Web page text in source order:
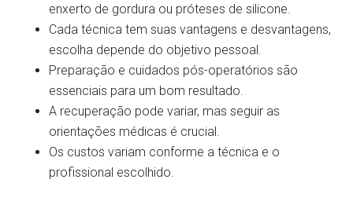
enxerto de gordura ou próteses de silicone.
Cada técnica tem suas vantagens e desvantagens,
escolha depende do objetivo pessoal.
Preparação e cuidados pós-operatórios são
essenciais para um bom resultado.
A recuperação pode variar, mas seguir as
orientações médicas é crucial.
Os custos variam conforme a técnica e o
profissional escolhido.